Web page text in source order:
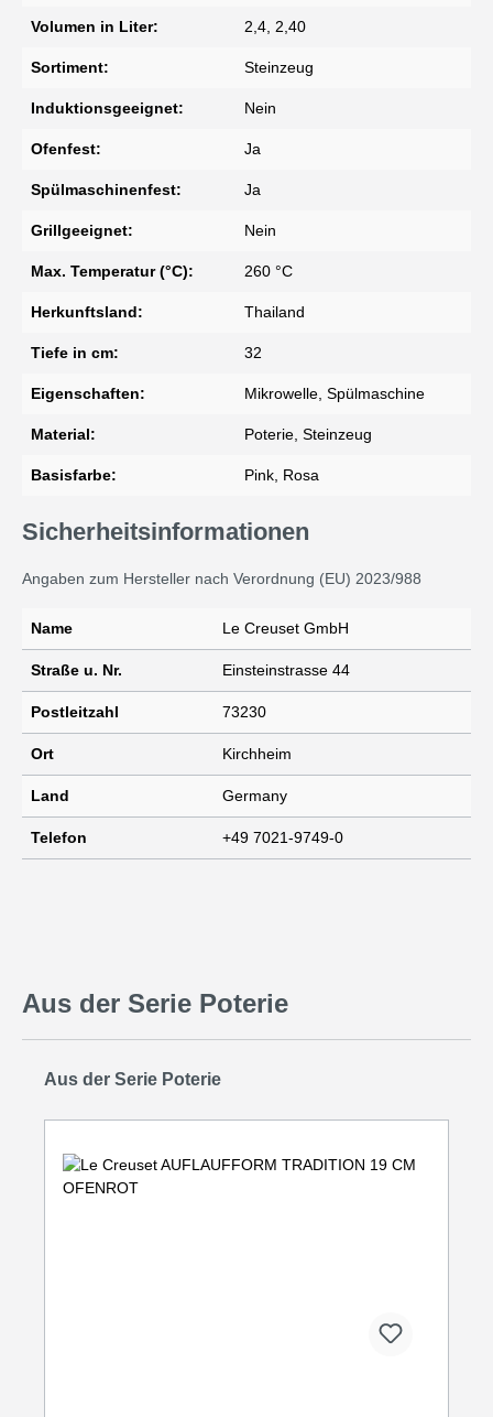
Volumen in Liter: 2,4, 2,40
Sortiment: Steinzeug
Induktionsgeeignet: Nein
Ofenfest: Ja
Spülmaschinenfest: Ja
Grillgeeignet: Nein
Max. Temperatur (°C): 260 °C
Herkunftsland: Thailand
Tiefe in cm: 32
Eigenschaften: Mikrowelle, Spülmaschine
Material: Poterie, Steinzeug
Basisfarbe: Pink, Rosa
Sicherheitsinformationen
Angaben zum Hersteller nach Verordnung (EU) 2023/988
Name Le Creuset GmbH
Straße u. Nr. Einsteinstrasse 44
Postleitzahl 73230
Ort Kirchheim
Land Germany
Telefon +49 7021-9749-0
Aus der Serie Poterie
Produktgalerie überspringen
Aus der Serie Poterie